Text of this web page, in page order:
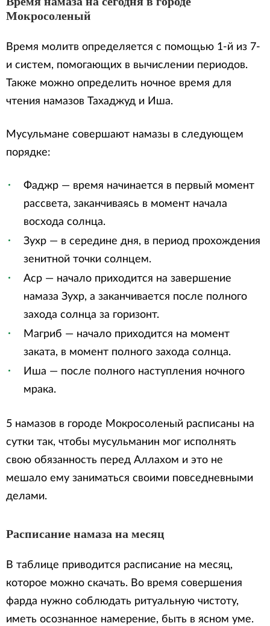
Мокросоленый
Время молитв определяется с помощью 1-й из 7-
и систем, помогающих в вычислении периодов.
Также можно определить ночное время для
чтения намазов Тахаджуд и Иша.
Мусульмане совершают намазы в следующем
порядке:
Фаджр — время начинается в первый момент
рассвета, заканчиваясь в момент начала
восхода солнца.
Зухр — в середине дня, в период прохождения
зенитной точки солнцем.
Аср — начало приходится на завершение
намаза Зухр, а заканчивается после полного
захода солнца за горизонт.
Магриб — начало приходится на момент
заката, в момент полного захода солнца.
Иша — после полного наступления ночного
мрака.
5 намазов в городе Мокросоленый расписаны на
сутки так, чтобы мусульманин мог исполнять
свою обязанность перед Аллахом и это не
мешало ему заниматься своими повседневными
делами.
Расписание намаза на месяц
В таблице приводится расписание на месяц,
которое можно скачать. Во время совершения
фарда нужно соблюдать ритуальную чистоту,
иметь осознанное намерение, быть в ясном уме.